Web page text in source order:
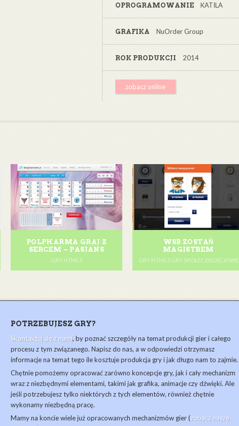
OPROGRAMOWANIE KATILA
GRAFIKA NuOrder Group
ROK PRODUKCJI 2014
zobacz online
POLPHARMA GRAJ Z
SERCEM – PASJANS
GRY HTML5
WSB ZOSTAŃ
MAGISTREM
GRY HTML5 GRY SPOŁECZNOŚCIOWE
POTRZEBUJESZ GRY?
Skontaktuj się z nami, by poznać szczegóły na temat produkcji gier i całego
procesu z tym związanego. Napisz do nas, a w odpowiedzi otrzymasz
informacje na temat tego ile kosztuje produkcja gry i jak długo nam to zajmie.
Chętnie pomożemy opracować zarówno koncepcje gry, jak i cały mechanizm
wraz z niezbędnymi elementami, takimi jak grafika, animacje czy dźwięki. Ale
jeśli potrzebujesz tylko niektórych z tych elementów, również chętnie
wykonamy niezbędną pracę.
Mamy na koncie wiele już opracowanych mechanizmów gier (zobacz nasze